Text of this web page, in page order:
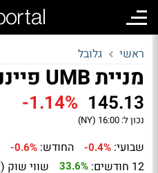
ראשי גלובל
מניית UMB פייננשל (UMBF)
145.13
-1.14%
נכון ל: 16:00 (NY)
שבועי: -0.4% החודש: -0.6%
12 חודשים: 33.6% שווי שוק